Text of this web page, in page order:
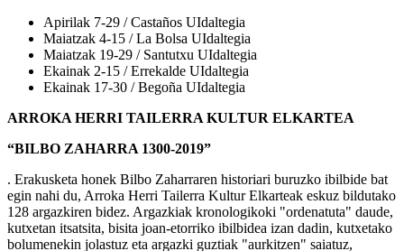
Apirilak 7-29 / Castaños UIdaltegia
Maiatzak 4-15 / La Bolsa UIdaltegia
Maiatzak 19-29 / Santutxu UIdaltegia
Ekainak 2-15 / Errekalde UIdaltegia
Ekainak 17-30 / Begoña UIdaltegia
ARROKA HERRI TAILERRA KULTUR ELKARTEA
“BILBO ZAHARRA 1300-2019”
. Erakusketa honek Bilbo Zaharraren historiari buruzko ibilbide bat
egin nahi du, Arroka Herri Tailerra Kultur Elkarteak eskuz bildutako
128 argazkiren bidez. Argazkiak kronologikoki "ordenatuta" daude,
kutxetan itsatsita, bisita joan-etorriko ibilbidea izan dadin, kutxetako
bolumenekin jolastuz eta argazki guztiak "aurkitzen" saiatuz,